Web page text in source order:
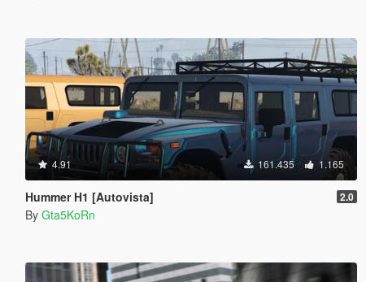
4.91 161.435 1.165
Hummer H1 [Autovista] 2.0
By Gta5KoRn